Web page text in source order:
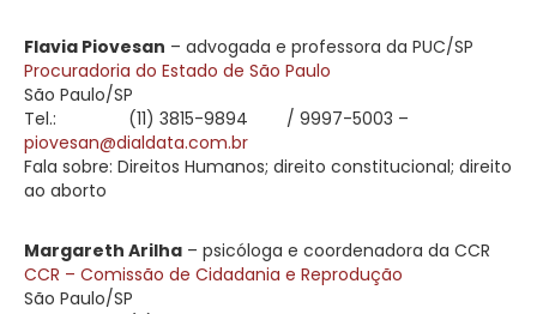
Flavia Piovesan – advogada e professora da PUC/SP
Procuradoria do Estado de São Paulo
São Paulo/SP
Tel.:
(11) 3815-9894
/ 9997-5003 –
piovesan@dialdata.com.br
Fala sobre: Direitos Humanos; direito constitucional; direito
ao aborto
Margareth Arilha – psicóloga e coordenadora da CCR
CCR – Comissão de Cidadania e Reprodução
São Paulo/SP